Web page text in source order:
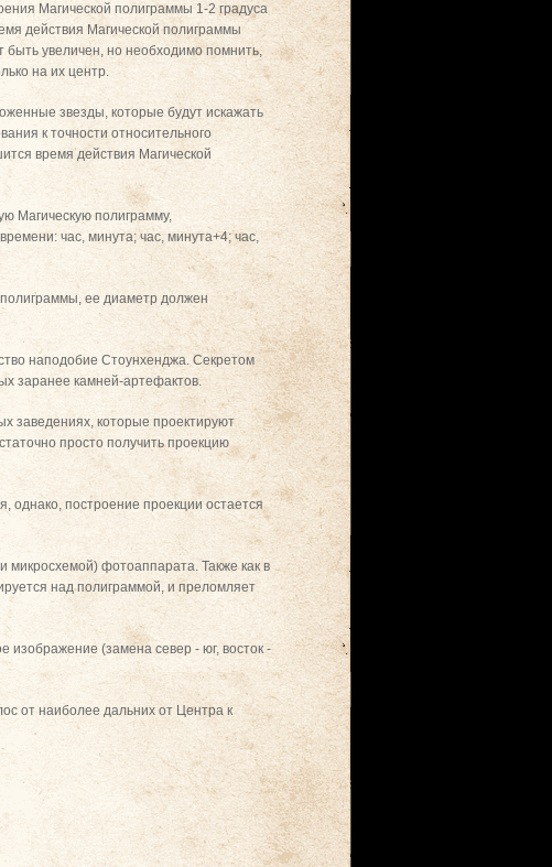
Магической полиграммы 1-2 градуса
действия Магической полиграммы
быть увеличен, но необходимо помнить,
на их центр.
звезды, которые будут искажать
к точности относительного
время действия Магической
Магическую полиграмму,
час, минута; час, минута+4; час,
ее диаметр должен
наподобие Стоунхенджа. Секретом
заранее камней-артефактов.
заведениях, которые проектируют
просто получить проекцию
однако, построение проекции остается
фотоаппарата. Также как в
над полиграммой, и преломляет
изображение (замена север - юг, восток -
от наиболее дальних от Центра к